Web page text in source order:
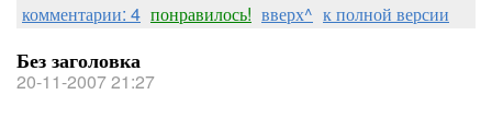
комментарии: 4 понравилось! вверх^ к полной версии
Без заголовка
20-11-2007 21:27